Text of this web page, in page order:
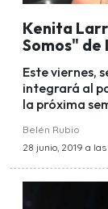
Kenita
Somos" de
Este viernes,
integrará al
la próxima
Belén Rubio
28 junio, 2019 a las